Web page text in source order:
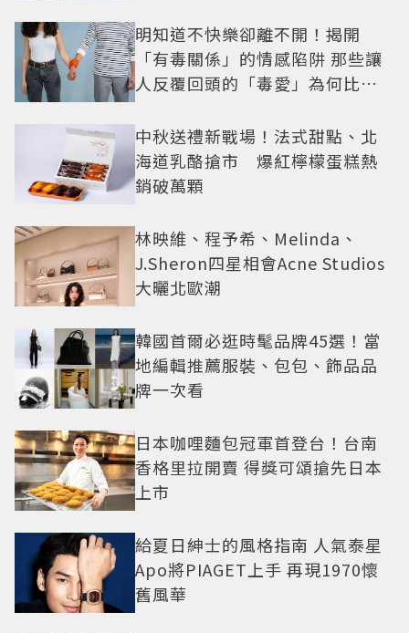
明知道不快樂卻離不開！揭開
「有毒關係」的情感陷阱 那些讓
人反覆回頭的「毒愛」為何比菸
中秋送禮新戰場！法式甜點、北
海道乳酪搶市 爆紅檸檬蛋糕熱
銷破萬顆
林映維、程予希、Melinda、
J.Sheron四星相會Acne Studios
大曬北歐潮
韓國首爾必逛時髦品牌45選！當
地編輯推薦服裝、包包、飾品品
牌一次看
日本咖哩麵包冠軍首登台！台南
香格里拉開賣 得獎可頌搶先日本
上市
給夏日紳士的風格指南 人氣泰星
Apo將PIAGET上手 再現1970懷
舊風華